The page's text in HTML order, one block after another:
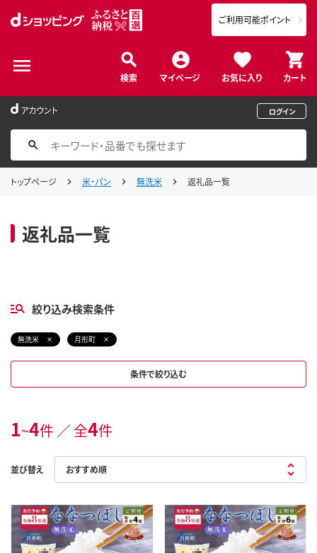
検索 マイページ お気に入り カート
ご利用可能ポイント
アカウント ログイン
トップページ 米・パン 無洗米 返礼品一覧
返礼品一覧
絞り込み検索条件
無洗米 月形町
条件で絞り込む
1~4件 ／ 全4件
並び替え